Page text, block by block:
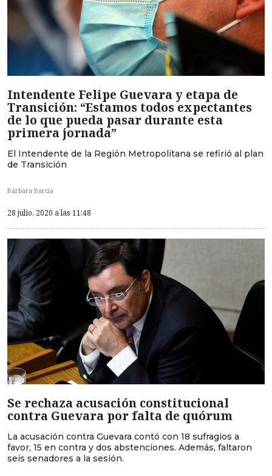
Intendente Felipe Guevara y etapa de
Transición: “Estamos todos expectantes
de lo que pueda pasar durante esta
primera jornada”
El Intendente de la Región Metropolitana se refirió al plan
de Transición
Bárbara Barcia
28 julio, 2020 a las 11:48
Se rechaza acusación constitucional
contra Guevara por falta de quórum
La acusación contra Guevara contó con 18 sufragios a
favor, 15 en contra y dos abstenciones. Además, faltaron
seis senadores a la sesión.